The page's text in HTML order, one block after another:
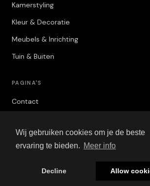
Wij gebruiken cookies om je de beste
ervaring te bieden. Meer info
Decline Allow
Kamerstyling
Kleur & Decoratie
Meubels & Inrichting
Tuin & Buiten
PAGINA'S
Contact
Algemene Voorwaarden
Adverteren